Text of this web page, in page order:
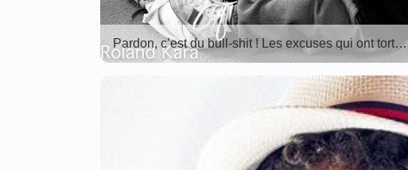
Pardon, c’est du bull-shit ! Les excuses qui ont tort…